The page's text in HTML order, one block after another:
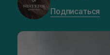
Подписаться